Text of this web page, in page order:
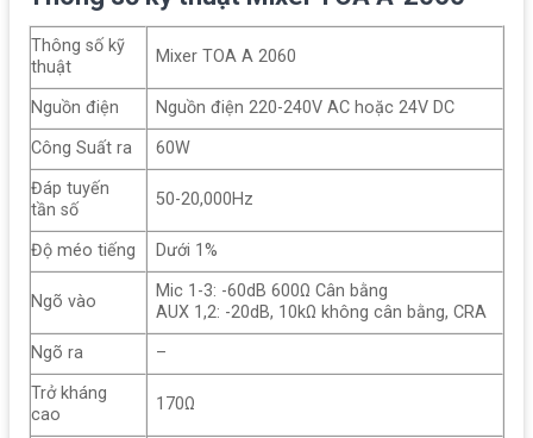
Thông số kỹ
thuật
Mixer TOA A 2060
Nguồn điện
Nguồn điện 220-240V AC hoặc 24V DC
Công Suất ra
60W
Đáp tuyến
tần số
50-20,000Hz
Độ méo tiếng Dưới 1%
Ngõ vào
Mic 1-3: -60dB 600Ω Cân bằng
AUX 1,2: -20dB, 10kΩ không cân bằng, CRA
Ngõ ra
–
Trở kháng
cao
170Ω